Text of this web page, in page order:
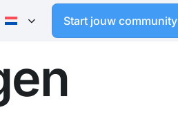
Start jouw community